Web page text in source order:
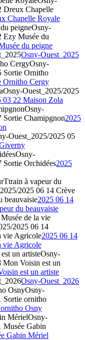
Dreux Chapelle
Chapelle Royale
peigneOsny-
Ezy Musée du
du peigne
Osny-Ouest_2025
CergyOsny-
Sortie Ornitho
Ornitho Cergy
Osny-Ouest_2025/2025
03 22 Maison Zola
Osny-
Sortie Chamipgnon2025
Ouest_2025/2025 05
Osny-
Sortie Orchidées2025
à vapeur du
2025 06 14 Crève
beauvaisie2025 06 14
du beauvaisie
de la vie
2025 06 14
vie Agricole2025 06 14
vie Agricole
un artisteOsny-
Mon Voisin est un
est un artiste
Osny-Ouest_2026
OsnyOsny-
Sortie ornitho
Osny
MérielOsny-
Musée Gabin
Gabin Mériel